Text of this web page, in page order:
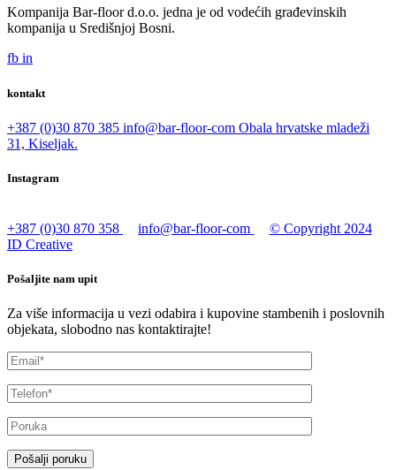
Kompanija Bar-floor d.o.o. jedna je od vodećih građevinskih
kompanija u Središnjoj Bosni.
fb in
kontakt
+387 (0)30 870 385 info@bar-floor-com Obala hrvatske mladeži
31, Kiseljak.
Instagram
+387 (0)30 870 358 info@bar-floor-com
© Copyright 2024
ID Creative
Pošaljite nam upit
Za više informacija u vezi odabira i kupovine stambenih i poslovnih
objekata, slobodno nas kontaktirajte!
Pošalji poruku